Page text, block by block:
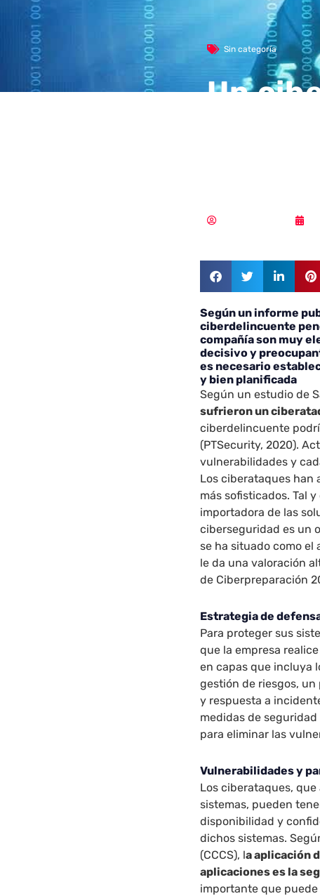
Sin categoría
Un
Según un informe
ciberdelincuente
compañía son muy
decisivo y
es necesario
y bien planificada
Según un estudio de
sufrieron un
ciberdelincuente
(PTSecurity, 2020).
vulnerabilidades y
Los ciberataques han
más sofisticados. Tal
importadora de las
ciberseguridad es un
se ha situado como el
le da una valoración
de Ciberpreparación
Estrategia de
Para proteger sus
que la empresa
en capas que incluya
gestión de riesgos,
y respuesta a
medidas de
para eliminar las
Vulnerabilidades y
Los ciberataques,
sistemas, pueden
disponibilidad y
dichos sistemas.
(CCCS), la aplicación
aplicaciones es la
importante que